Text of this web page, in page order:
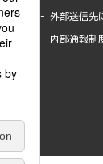
外部送信先
内部通報制